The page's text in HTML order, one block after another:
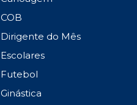
COB
Dirigente do Mês
Escolares
Futebol
Ginástica